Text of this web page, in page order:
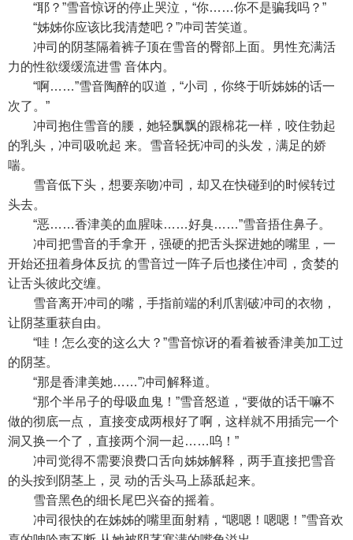
“耶？”雪音惊讶的停止哭泣，“你……你不是骗我吗？”
“姊姊你应该比我清楚吧？”冲司苦笑道。
冲司的阴茎隔着裤子顶在雪音的臀部上面。男性充满活
力的性欲缓缓流进雪 音体内。
“啊……”雪音陶醉的叹道，“小司，你终于听姊姊的话一
次了。”
冲司抱住雪音的腰，她轻飘飘的跟棉花一样，咬住勃起
的乳头，冲司吸吮起 来。雪音轻抚冲司的头发，满足的娇
喘。
雪音低下头，想要亲吻冲司，却又在快碰到的时候转过
头去。
“恶……香津美的血腥味……好臭……”雪音捂住鼻子。
冲司把雪音的手拿开，强硬的把舌头探进她的嘴里，一
开始还扭着身体反抗 的雪音过一阵子后也搂住冲司，贪婪的
让舌头彼此交缠。
雪音离开冲司的嘴，手指前端的利爪割破冲司的衣物，
让阴茎重获自由。
“哇！怎么变的这么大？”雪音惊讶的看着被香津美加工过
的阴茎。
“那是香津美她……”冲司解释道。
“那个半吊子的母吸血鬼！”雪音怒道，“要做的话干嘛不
做的彻底一点， 直接变成两根好了啊，这样就不用插完一个
洞又换一个了，直接两个洞一起……呜！”
冲司觉得不需要浪费口舌向姊姊解释，两手直接把雪音
的头按到阴茎上，灵 动的舌头马上舔舐起来。
雪音黑色的细长尾巴兴奋的摇着。
冲司很快的在姊姊的嘴里面射精，“嗯嗯！嗯嗯！”雪音欢